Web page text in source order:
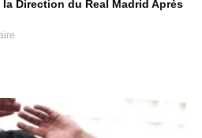
Direction du Real Madrid Après